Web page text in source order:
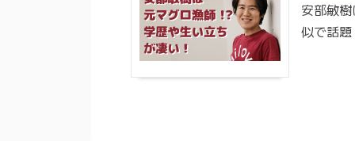
安部敏
似で話題